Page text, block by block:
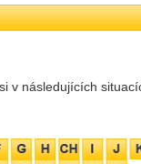
v následujících